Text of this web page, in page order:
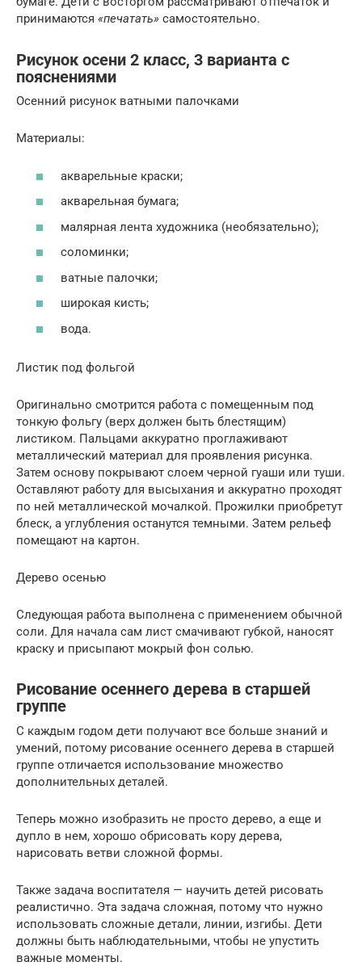
принимаются «печатать» самостоятельно.
Рисунок осени 2 класс, 3 варианта с
пояснениями
Осенний рисунок ватными палочками
Материалы:
акварельные краски;
акварельная бумага;
малярная лента художника (необязательно);
соломинки;
ватные палочки;
широкая кисть;
вода.
Листик под фольгой
Оригинально смотрится работа с помещенным под
тонкую фольгу (верх должен быть блестящим)
листиком. Пальцами аккуратно проглаживают
металлический материал для проявления рисунка.
Затем основу покрывают слоем черной гуаши или туши.
Оставляют работу для высыхания и аккуратно проходят
по ней металлической мочалкой. Прожилки приобретут
блеск, а углубления останутся темными. Затем рельеф
помещают на картон.
Дерево осенью
Следующая работа выполнена с применением обычной
соли. Для начала сам лист смачивают губкой, наносят
краску и присыпают мокрый фон солью.
Рисование осеннего дерева в старшей
группе
С каждым годом дети получают все больше знаний и
умений, потому рисование осеннего дерева в старшей
группе отличается использование множество
дополнительных деталей.
Теперь можно изобразить не просто дерево, а еще и
дупло в нем, хорошо обрисовать кору дерева,
нарисовать ветви сложной формы.
Также задача воспитателя — научить детей рисовать
реалистично. Эта задача сложная, потому что нужно
использовать сложные детали, линии, изгибы. Дети
должны быть наблюдательными, чтобы не упустить
важные моменты.